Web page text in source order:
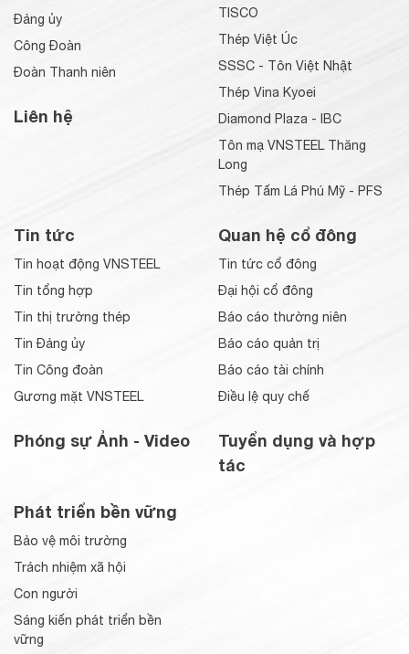
Đảng ủy
Công Đoàn
Đoàn Thanh niên
Liên hệ
TISCO
Thép Việt Úc
SSSC - Tôn Việt Nhật
Thép Vina Kyoei
Diamond Plaza - IBC
Tôn mạ VNSTEEL Thăng
Long
Thép Tấm Lá Phú Mỹ - PFS
Tin tức
Tin hoạt động VNSTEEL
Tin tổng hợp
Tin thị trường thép
Tin Đảng ủy
Tin Công đoàn
Gương mặt VNSTEEL
Phóng sự Ảnh - Video
Quan hệ cổ đông
Tin tức cổ đông
Đại hội cổ đông
Báo cáo thường niên
Báo cáo quản trị
Báo cáo tài chính
Điều lệ quy chế
Tuyển dụng và hợp
tác
Phát triển bền vững
Bảo vệ môi trường
Trách nhiệm xã hội
Con người
Sáng kiến phát triển bền
vững